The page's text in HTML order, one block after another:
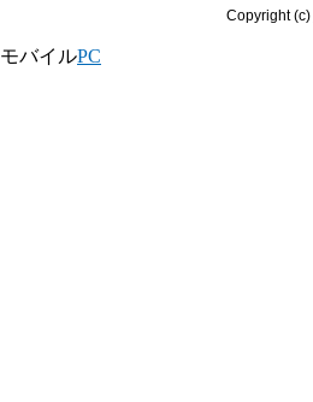
Copyright (c)
モバイルPC